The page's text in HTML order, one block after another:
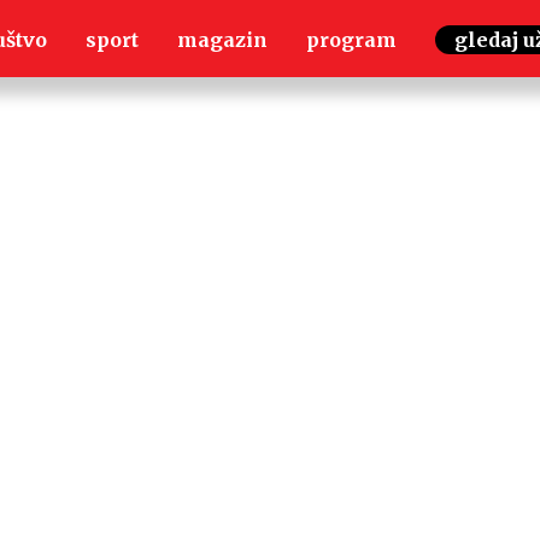
sport magazin program gledaj